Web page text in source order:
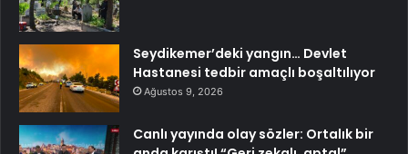
Seydikemer’deki yangın… Devlet
Hastanesi tedbir amaçlı boşaltılıyor
Ağustos 9, 2026
Canlı yayında olay sözler: Ortalık bir